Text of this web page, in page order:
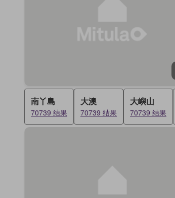
南丫島
70739 结果
大澳
70739 结果
大嶼山
70739 结果